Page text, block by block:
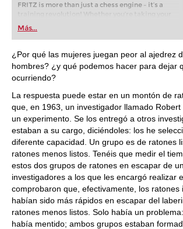
FRITZ is more than just a chess engine – it’s a
training revolution! Whether you’re taking your
first steps into the world of club chess, or already
playing at a tournament level: with FRITZ, you can
train more efficiently, intelligently and with a
more personalised approach than ever before.
Más...
¿Por qué las mujeres juegan peor al ajedrez
hombres? ¿y qué podemos hacer para dejar
ocurriendo?
La respuesta puede estar en un montón de
que, en 1963, un investigador llamado
un experimento. Se los entregó a otros
estaban a su cargo, diciéndoles: los he
diferente capacidad. Un grupo es de ratones
ratones menos listos. Tenéis que medir el
estos dos grupos de ratones en escapar de
investigadores a los que les encargó realizar
comprobaron que, efectivamente, los ratones
habían sido más rápidos en escapar del
ratones menos listos. Solo había un
había mentido; ambos grupos estaban